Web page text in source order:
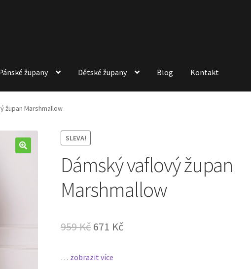
župany Dětské župany Blog Kontakt
župan Marshmallow
SLEVA!
Dámský vaflový župan
Marshmallow
959Kč Original
was:
671 KčCurrent
… zobrazit více